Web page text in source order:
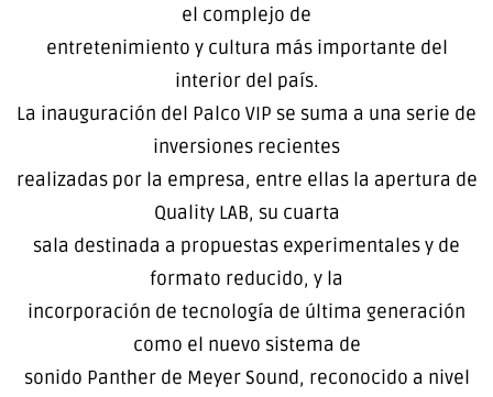
el complejo de
entretenimiento y cultura más importante del
interior del país.
La inauguración del Palco VIP se suma a una serie de
inversiones recientes
realizadas por la empresa, entre ellas la apertura de
Quality LAB, su cuarta
sala destinada a propuestas experimentales y de
formato reducido, y la
incorporación de tecnología de última generación
como el nuevo sistema de
sonido Panther de Meyer Sound, reconocido a nivel